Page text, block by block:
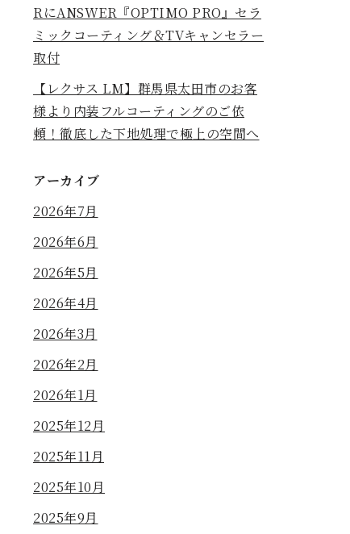
RにANSWER『OPTIMO PRO』セラ
ミックコーティング＆TVキャンセラー
取付
【レクサス LM】群馬県太田市のお客
様より内装フルコーティングのご依
頼！徹底した下地処理で極上の空間へ
アーカイブ
2026年7月
2026年6月
2026年5月
2026年4月
2026年3月
2026年2月
2026年1月
2025年12月
2025年11月
2025年10月
2025年9月